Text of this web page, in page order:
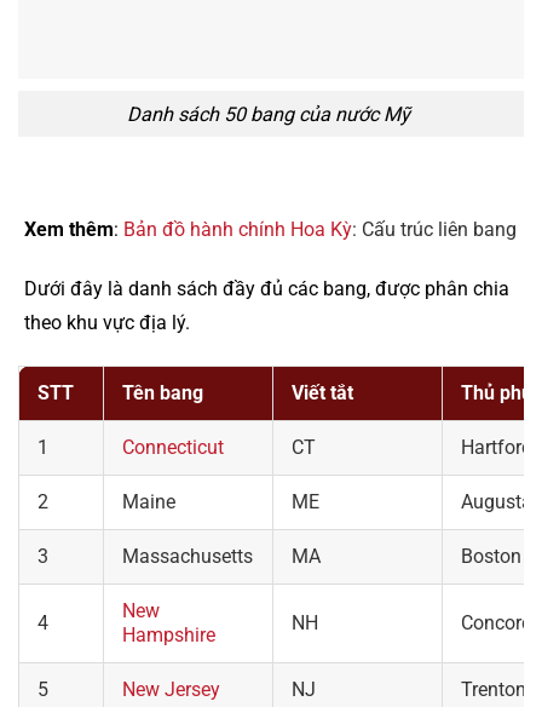
Danh sách 50 bang của nước Mỹ
Xem thêm: Bản đồ hành chính Hoa Kỳ: Cấu trúc liên bang
Dưới đây là danh sách đầy đủ các bang, được phân chia
theo khu vực địa lý.
STT Tên bang Viết tắt Thủ phủ
1 Connecticut CT Hartford
2 Maine ME Augusta
3 Massachusetts MA Boston
4
New
Hampshire
NH Concord
5 New Jersey NJ Trenton